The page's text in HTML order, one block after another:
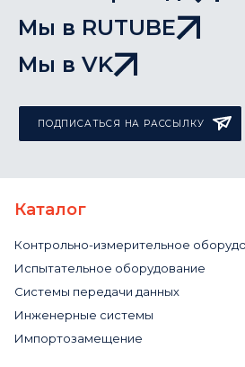
Мы в RUTUBE
Мы в VK
ПОДПИСАТЬСЯ НА РАССЫЛКУ
Каталог
Контрольно-измерительное
Испытательное оборудование
Системы передачи данных
Инженерные системы
Импортозамещение